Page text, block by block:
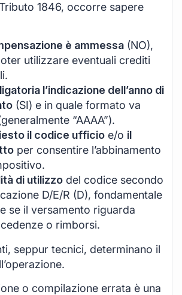
1846, occorre sapere
è ammessa (NO),
utilizzare eventuali crediti
l’indicazione dell’anno di
(SI) e in quale formato va
“AAAA”).
il codice ufficio e/o il
per consentire l’abbinamento
di utilizzo del codice secondo
D/E/R (D), fondamentale
se il versamento riguarda
o rimborsi.
seppur tecnici, determinano il
o compilazione errata è una